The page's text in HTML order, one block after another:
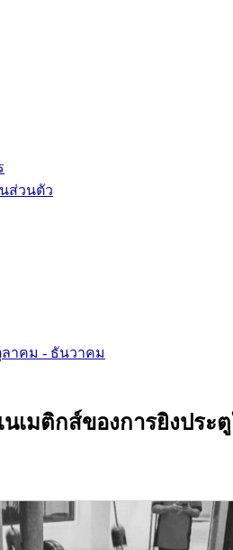
ส่วนตัว
ลาคม - ธันวาคม
นเมติกส์ของการยิงปร